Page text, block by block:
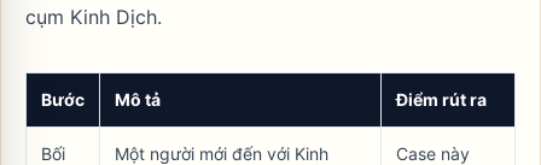
cụm Kinh Dịch.
Bước Mô tả Điểm rút ra
Bối
Một người mới đến với Kinh
Case này